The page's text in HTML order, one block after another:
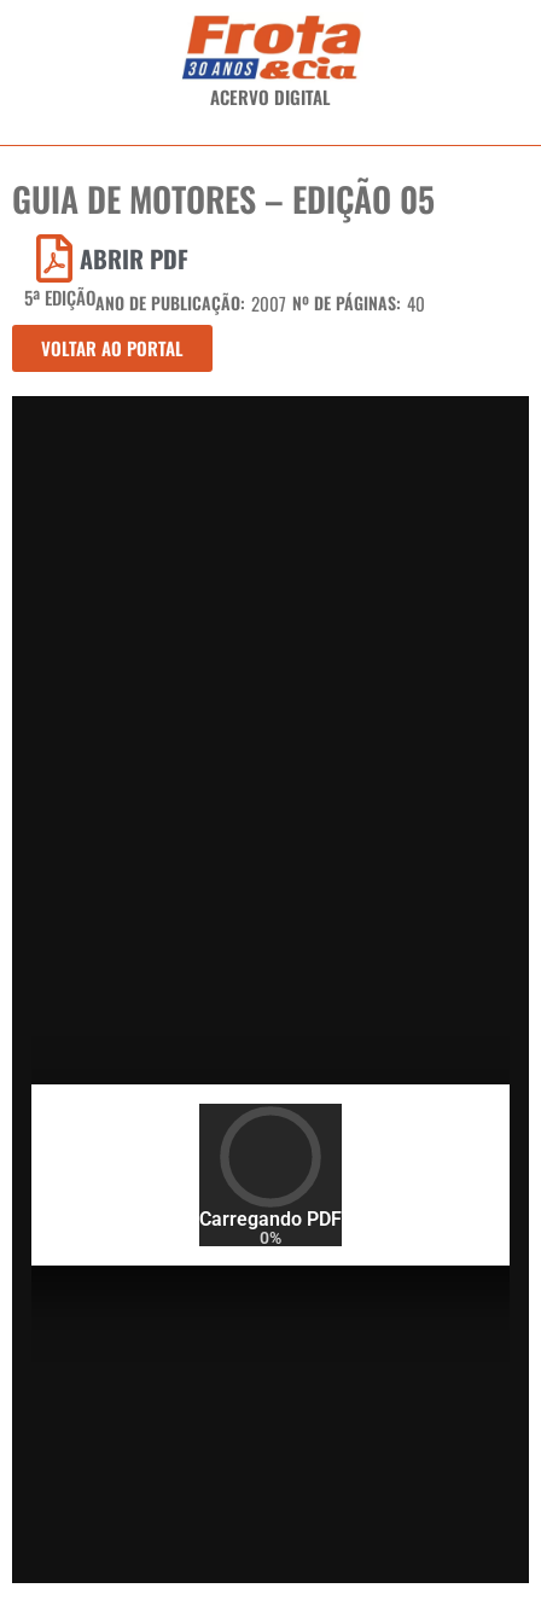
ACERVO DIGITAL
GUIA DE MOTORES – EDIÇÃO 05
ABRIR PDF
5ª EDIÇÃOANO DE PUBLICAÇÃO: 2007 Nº DE PÁGINAS: 40
VOLTAR AO PORTAL
Carregando PDF
0%